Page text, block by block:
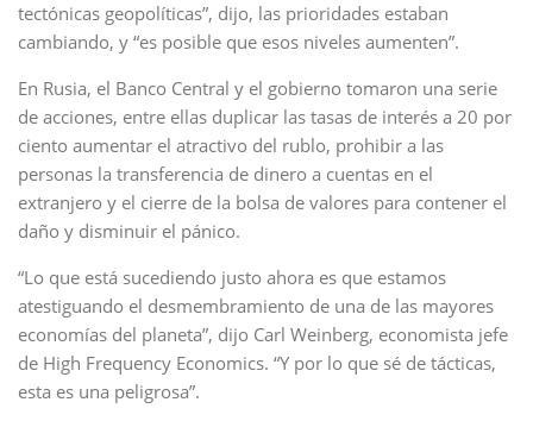
tectónicas geopolíticas”, dijo, las prioridades estaban
cambiando, y “es posible que esos niveles aumenten”.
En Rusia, el Banco Central y el gobierno tomaron una serie
de acciones, entre ellas duplicar las tasas de interés a 20 por
ciento aumentar el atractivo del rublo, prohibir a las
personas la transferencia de dinero a cuentas en el
extranjero y el cierre de la bolsa de valores para contener el
daño y disminuir el pánico.
“Lo que está sucediendo justo ahora es que estamos
atestiguando el desmembramiento de una de las mayores
economías del planeta”, dijo Carl Weinberg, economista jefe
de High Frequency Economics. “Y por lo que sé de tácticas,
esta es una peligrosa”.